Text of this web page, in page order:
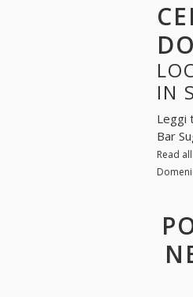
IN
Leggi
Bar
Read